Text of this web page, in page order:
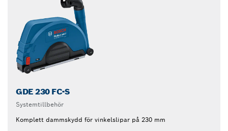
GDE 230 FC-S
Systemtillbehör
Komplett dammskydd för vinkelslipar på 230 mm